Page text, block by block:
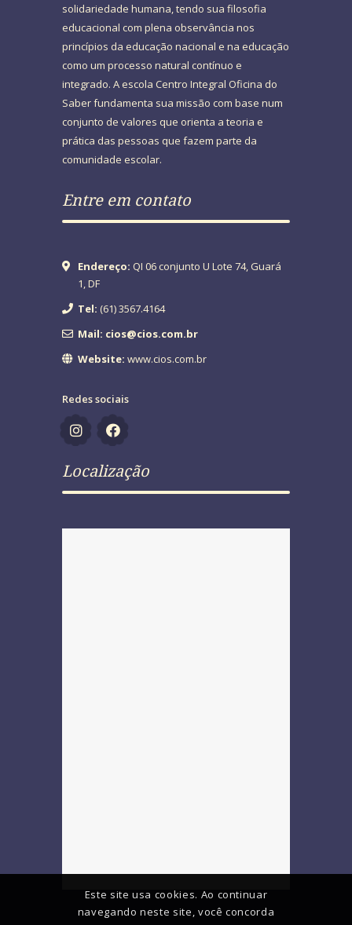
solidariedade humana, tendo sua filosofia
educacional com plena observância nos
princípios da educação nacional e na educação
como um processo natural contínuo e
integrado. A escola Centro Integral Oficina do
Saber fundamenta sua missão com base num
conjunto de valores que orienta a teoria e
prática das pessoas que fazem parte da
comunidade escolar.
Entre em contato
Endereço: QI 06 conjunto U Lote 74, Guará
1, DF
Tel: (61) 3567.4164
Mail: cios@cios.com.br
Website: www.cios.com.br
Redes sociais
Localização
Este site usa cookies. Ao continuar
navegando neste site, você concorda